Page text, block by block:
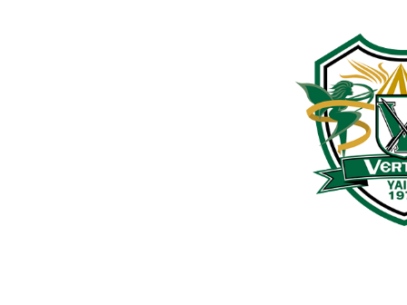
女子U-15・U-18
ピース(障がい者サッ
シニアサッカーチーム
フェミニーノ（女子）
スポーツ教室
パートナー
パートナー
パートナー募集